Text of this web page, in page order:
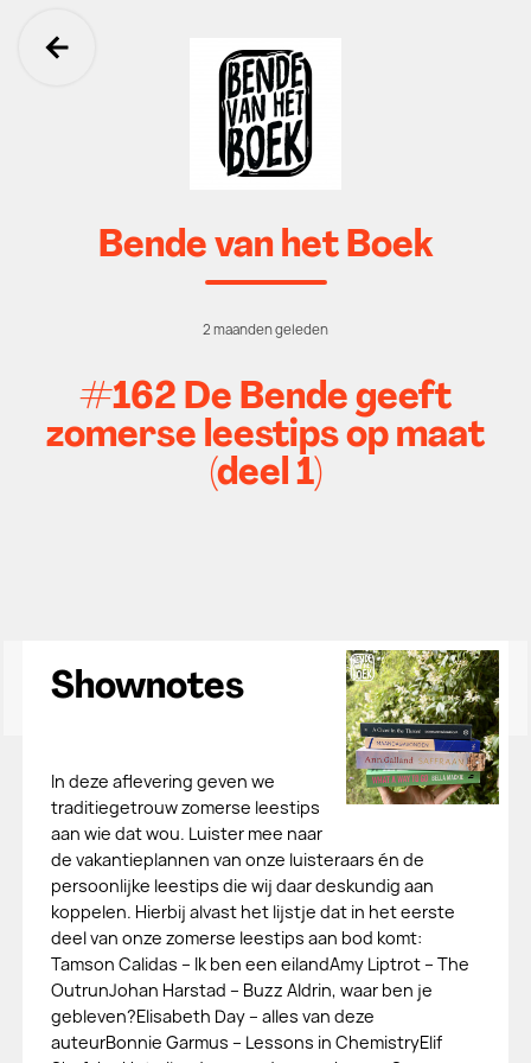
Ga terug
Bende van het Boek
2 maanden geleden
#162 De Bende geeft
zomerse leestips op maat
(deel 1)
Shownotes
In deze aflevering geven we
traditiegetrouw zomerse leestips
aan wie dat wou. Luister mee naar
de vakantieplannen van onze luisteraars én de
persoonlijke leestips die wij daar deskundig aan
koppelen. Hierbij alvast het lijstje dat in het eerste
deel van onze zomerse leestips aan bod komt:
Tamson Calidas – Ik ben een eilandAmy Liptrot – The
OutrunJohan Harstad – Buzz Aldrin, waar ben je
gebleven?Elisabeth Day – alles van deze
auteurBonnie Garmus – Lessons in ChemistryElif